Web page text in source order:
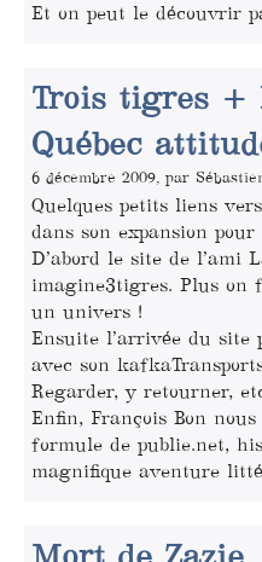
Et on peut le découvrir
Trois tigres +
Québec
6 décembre 2009, par
Quelques petits liens
dans son expansion
D’abord le site de l’ami
imagine3tigres. Plus on
un univers !
Ensuite l’arrivée du site
avec son
Regarder, y retourner,
Enfin, François Bon
formule de publie.net,
magnifique aventure